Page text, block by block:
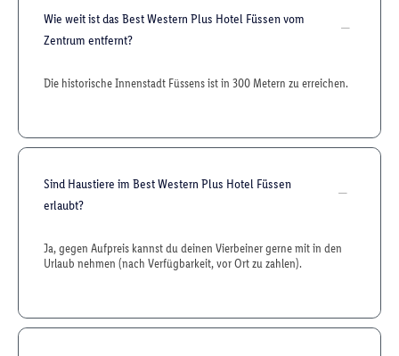
Wie weit ist das Best Western Plus Hotel Füssen vom
Zentrum entfernt?
Die historische Innenstadt Füssens ist in 300 Metern zu erreichen.
Sind Haustiere im Best Western Plus Hotel Füssen
erlaubt?
Ja, gegen Aufpreis kannst du deinen Vierbeiner gerne mit in den
Urlaub nehmen (nach Verfügbarkeit, vor Ort zu zahlen).